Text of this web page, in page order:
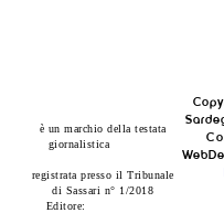
è un marchio della testata
giornalistica
registrata presso il Tribunale
di Sassari n° 1/2018
Editore: